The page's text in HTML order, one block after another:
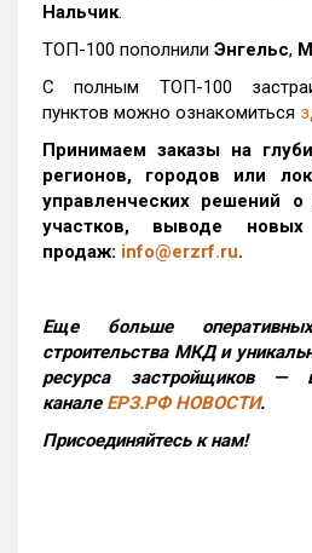
Нальчик.
ТОП-100 пополнили Энгельс,
С полным ТОП-100
пунктов можно ознакомиться
Принимаем заказы на
регионов, городов или
управленческих решений
участков, выводе новых
продаж: info@erzrf.ru.
Еще больше
строительства МКД и
ресурса застройщиков —
канале ЕРЗ.РФ НОВОСТИ.
Присоединяйтесь к нам!